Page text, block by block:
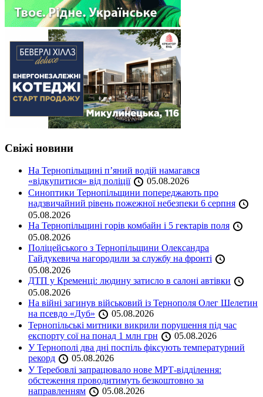
Свіжі новини
На Тернопільщині п’яний водій намагався
«відкупитися» від поліції
05.08.2026
Синоптики Тернопільщини попереджають про
надзвичайний рівень пожежної небезпеки 6 серпня
05.08.2026
На Тернопільщині горів комбайн і 5 гектарів поля
05.08.2026
Поліцейського з Тернопільщини Олександра
Гайдукевича нагородили за службу на фронті
05.08.2026
ДТП у Кременці: людину затисло в салоні автівки
05.08.2026
На війні загинув військовий із Тернополя Олег Шелетин
на псевдо «Дуб»
05.08.2026
Тернопільські митники викрили порушення під час
експорту сої на понад 1 млн грн
05.08.2026
У Тернополі два дні поспіль фіксують температурний
рекорд
05.08.2026
У Теребовлі запрацювало нове МРТ-відділення:
обстеження проводитимуть безкоштовно за
направленням
05.08.2026